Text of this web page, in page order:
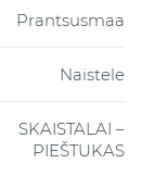
Prantsusmaa
Naistele
SKAISTALAI –
PIEŠTUKAS